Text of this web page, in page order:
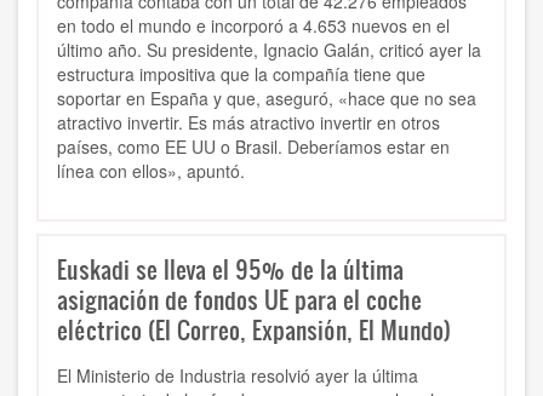
en todo el mundo e incorporó a 4.653 nuevos en el
último año. Su presidente, Ignacio Galán, criticó ayer la
estructura impositiva que la compañía tiene que
soportar en España y que, aseguró, «hace que no sea
atractivo invertir. Es más atractivo invertir en otros
países, como EE UU o Brasil. Deberíamos estar en
línea con ellos», apuntó.
Euskadi se lleva el 95% de la última
asignación de fondos UE para el coche
eléctrico (El Correo, Expansión, El Mundo)
El Ministerio de Industria resolvió ayer la última